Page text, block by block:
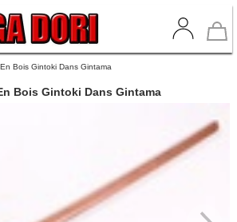
Bois Gintoki Dans Gintama
Bois Gintoki Dans Gintama